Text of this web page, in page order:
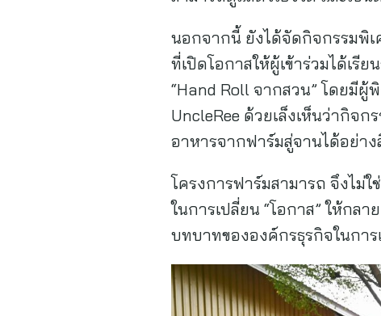
นอกจากนี้ ยังได้จัดกิจกรรมพิเ
ที่เปิดโอกาสให้ผู้เข้าร่วมได้เรี
“Hand Roll จากสวน” โดยมี
UncleRee ด้วยเล็งเห็นว่ากิจ
อาหารจากฟาร์มสู่จานได้อย่า
โครงการฟาร์มสามารถ จึงไม่
ในการเปลี่ยน “โอกาส” ให้กล
บทบาทขององค์กรธุรกิจในกา